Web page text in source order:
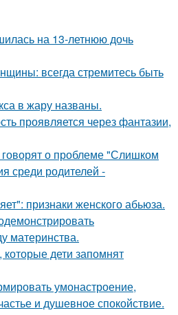
на 13-летнюю дочь
всегда стремитесь быть
в жару названы.
проявляется через фантазии,
о проблеме "Слишком
среди родителей -
признаки женского абьюза.
материнства.
дети запомнят
умонастроение,
и душевное спокойствие.